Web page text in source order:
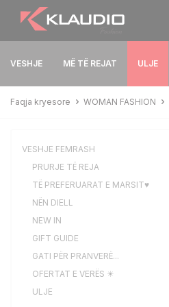
VESHJE MË TË REJAT ULJE
Faqja kryesore WOMAN FASHION
VESHJE FEMRASH
PRURJE TË REJA
TË PREFERUARAT E MARSIT♥
NËN DIELL
NEW IN
GIFT GUIDE
GATI PËR PRANVERË...
OFERTAT E VERËS ☀
ULJE